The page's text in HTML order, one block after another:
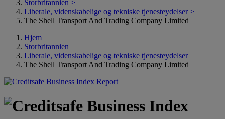
Storbritannien >
Liberale, videnskabelige og tekniske tjenesteydelser >
The Shell Transport And Trading Company Limited
Hjem
Storbritannien
Liberale, videnskabelige og tekniske tjenesteydelser
The Shell Transport And Trading Company Limited